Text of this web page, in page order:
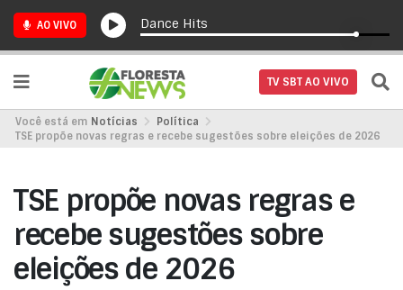
AO VIVO Dance Hits
TV SBT AO VIVO
Você está em Notícias
Política
TSE propõe novas regras e recebe sugestões sobre eleições de 2026
TSE propõe novas regras e
recebe sugestões sobre
eleições de 2026